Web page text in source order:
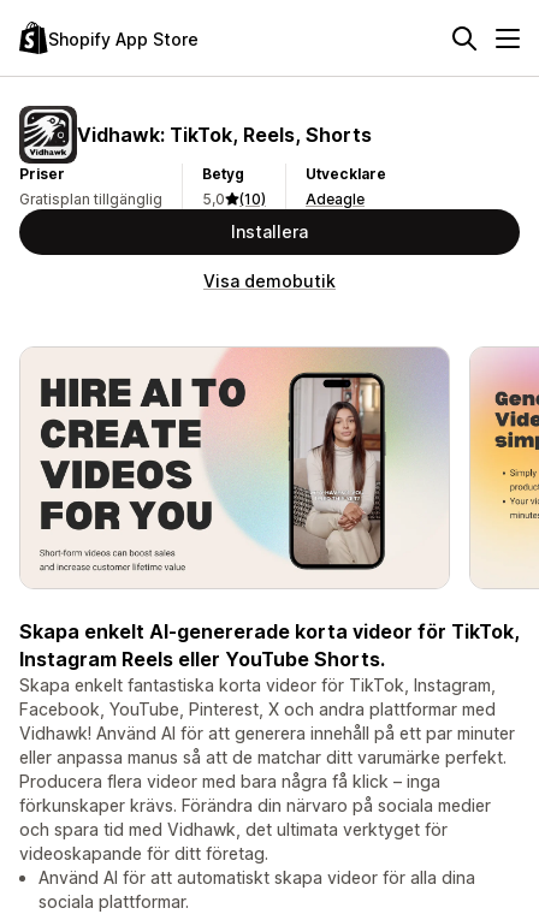
Shopify App Store
Vidhawk: TikTok, Reels, Shorts
Priser
Gratisplan tillgänglig
Betyg
5,0
(10)
Utvecklare
Adeagle
Installera
Visa demobutik
Skapa enkelt AI-genererade korta videor för TikTok,
Instagram Reels eller YouTube Shorts.
Skapa enkelt fantastiska korta videor för TikTok, Instagram,
Facebook, YouTube, Pinterest, X och andra plattformar med
Vidhawk! Använd AI för att generera innehåll på ett par minuter
eller anpassa manus så att de matchar ditt varumärke perfekt.
Producera flera videor med bara några få klick – inga
förkunskaper krävs. Förändra din närvaro på sociala medier
och spara tid med Vidhawk, det ultimata verktyget för
videoskapande för ditt företag.
Använd AI för att automatiskt skapa videor för alla dina
sociala plattformar.